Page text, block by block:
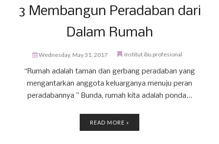
3 Membangun Peradaban dari
Dalam Rumah
Wednesday, May 31, 2017 institut ibu profesional
“Rumah adalah taman dan gerbang peradaban yang
mengantarkan anggota keluarganya menuju peran
peradabannya ” Bunda, rumah kita adalah ponda...
READ MORE »